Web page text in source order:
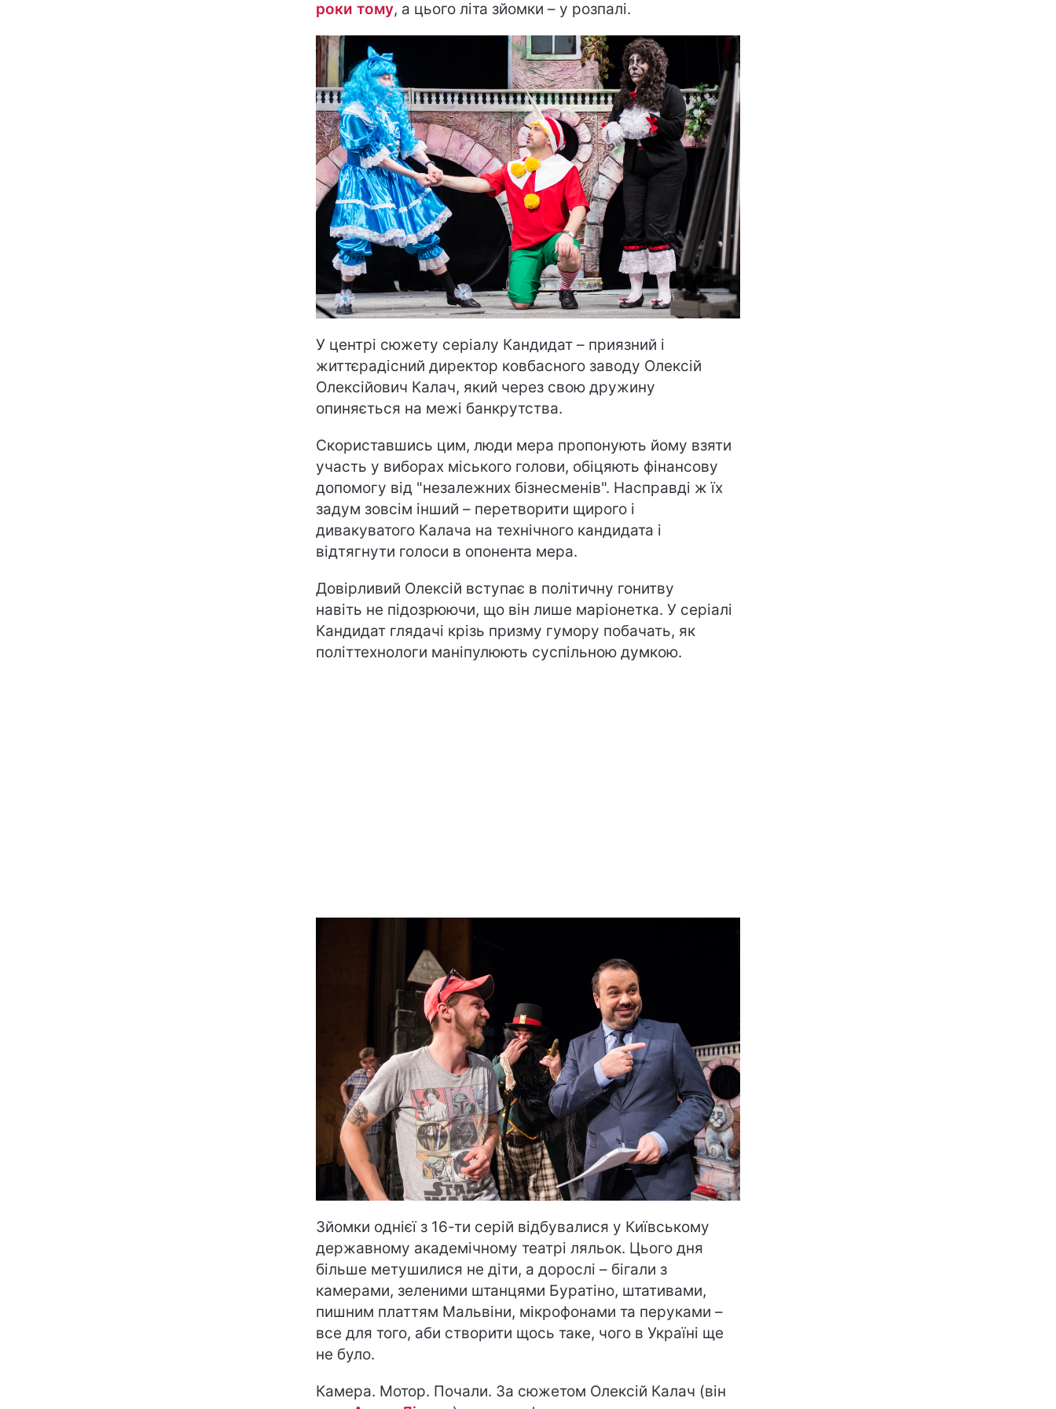
роки тому, а цього літа зйомки – у розпалі.
У центрі сюжету серіалу Кандидат – приязний і
життєрадісний директор ковбасного заводу Олексій
Олексійович Калач, який через свою дружину
опиняється на межі банкрутства.
Скориставшись цим, люди мера пропонують йому взяти
участь у виборах міського голови, обіцяють фінансову
допомогу від "незалежних бізнесменів". Насправді ж їх
задум зовсім інший – перетворити щирого і
дивакуватого Калача на технічного кандидата і
відтягнути голоси в опонента мера.
Довірливий Олексій вступає в політичну гонитву
навіть не підозрюючи, що він лише маріонетка. У серіалі
Кандидат глядачі крізь призму гумору побачать, як
політтехнологи маніпулюють суспільною думкою.
Зйомки однієї з 16-ти серій відбувалися у Київському
державному академічному театрі ляльок. Цього дня
більше метушилися не діти, а дорослі – бігали з
камерами, зеленими штанцями Буратіно, штативами,
пишним платтям Мальвіни, мікрофонами та перуками –
все для того, аби створити щось таке, чого в Україні ще
не було.
Камера. Мотор. Почали. За сюжетом Олексій Калач (він